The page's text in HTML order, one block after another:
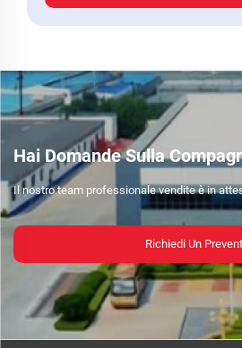
Hai Domande Sulla
Il nostro team professionale vendite è in
Richiedi Un